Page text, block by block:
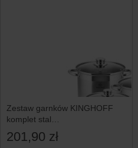
Zestaw garnków KINGHOFF
komplet stal
6 elementów indukcja gaz 9L /
7L / 5L
201,90 zł